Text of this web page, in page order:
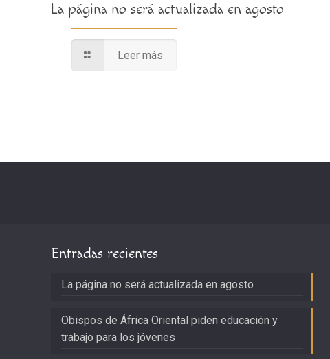
La página no será actualizada en agosto
Leer más
Entradas recientes
La página no será actualizada en agosto
Obispos de África Oriental piden educación y
trabajo para los jóvenes